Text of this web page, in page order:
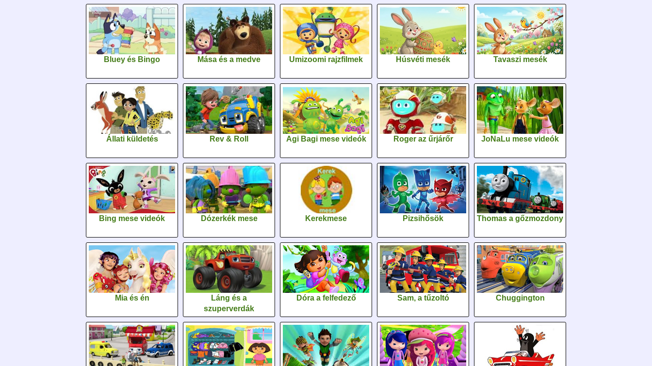
Bluey és Bingo Mása és a medve Umizoomi rajzfilmek Húsvéti mesék Tavaszi mesék
Állati küldetés Rev & Roll Agi Bagi mese videók Roger az űrjárőr JoNaLu mese videók
Bing mese videók Dózerkék mese Kerekmese Pizsihősök Thomas a gőzmozdony
Mia és én
Láng és a
szuperverdák
Dóra a felfedező Sam, a tűzoltó Chuggington